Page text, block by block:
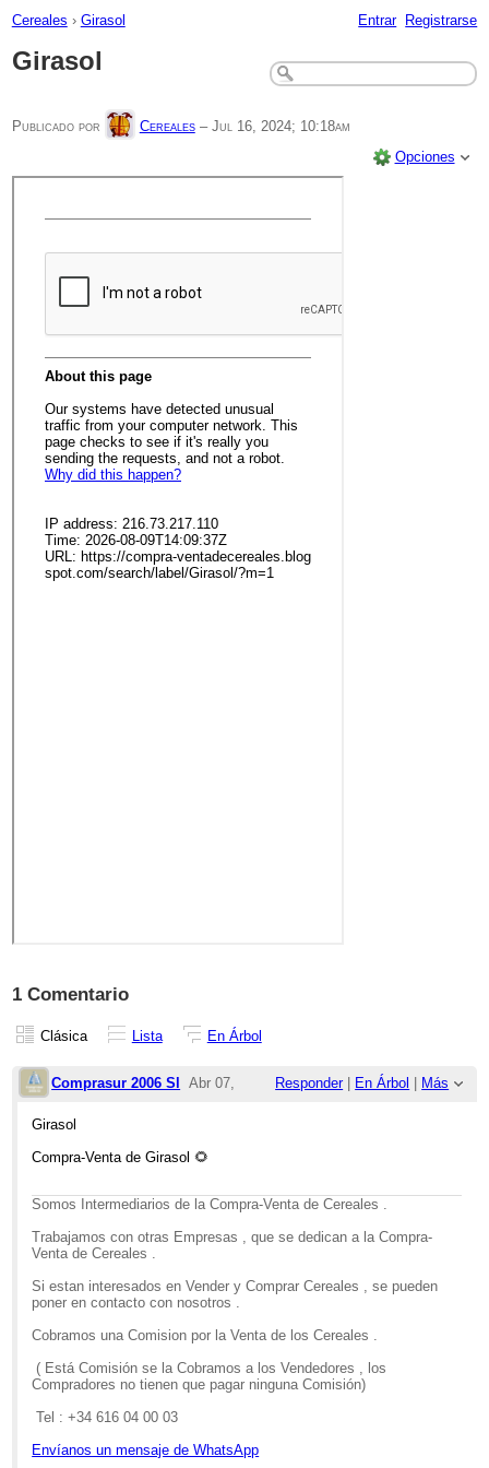
Cereales › Girasol Entrar Registrarse
Girasol
Publicado por Cereales– Jul 16, 2024; 10:18am
Opciones
1 Comentario
Clásica Lista En Árbol
Comprasur 2006 Sl Responder| En Árbol Más
Abr 07,
4:08pm
Girasol
Compra-Venta de Girasol 🌻
Somos Intermediarios de la Compra-Venta de Cereales .
Trabajamos con otras Empresas , que se dedican a la Compra-
Venta de Cereales .
Si estan interesados en Vender y Comprar Cereales , se pueden
poner en contacto con nosotros .
Cobramos una Comision por la Venta de los Cereales .
( Está Comisión se la Cobramos a los Vendedores , los
Compradores no tienen que pagar ninguna Comisión)
Tel : +34 616 04 00 03
Envíanos un mensaje de WhatsApp